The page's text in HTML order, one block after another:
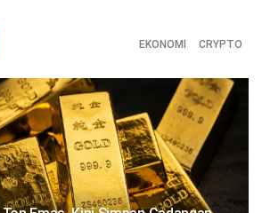
EKONOMI CRYPTO